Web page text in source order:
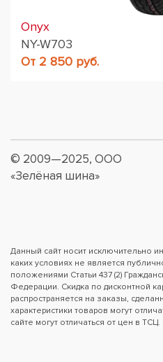
Onyx
NY-W703
От 2 850 руб.
© 2009—2025, ООО
«Зелёная шина»
Данный сайт носит исключительно
каких условиях не является
положениями Статьи 437 (2)
Федерации. Скидка по дисконтной
распространяется на заказы,
характеристики товаров могут
сайте могут отличаться от цен в ТСЦ.